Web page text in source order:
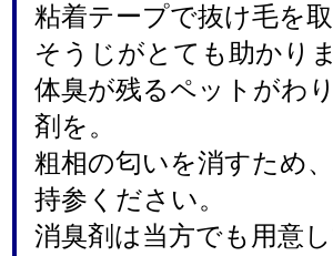
粘着テープで抜け毛を
そうじがとても助かりま
体臭が残るペットがわ
剤を。
粗相の匂いを消すため
持参ください。
消臭剤は当方でも用意